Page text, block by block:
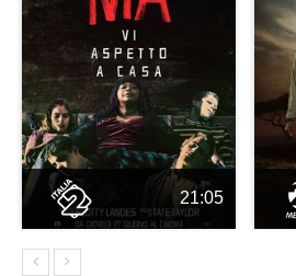
21:05